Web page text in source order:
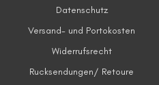
Datenschutz
Versand- und Portokosten
Widerrufsrecht
Rucksendungen/ Retoure